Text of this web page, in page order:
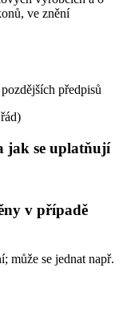
ve znění
předpisů
jak se uplatňují
v případě
může se jednat např.